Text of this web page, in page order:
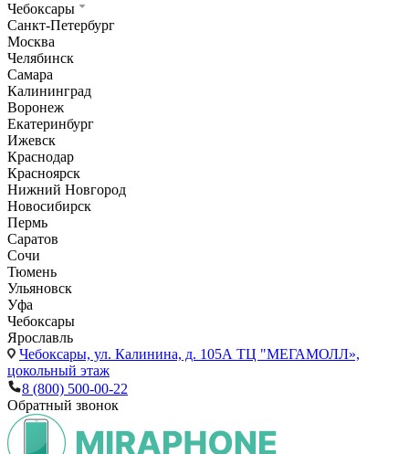
Чебоксары
Санкт-Петербург
Москва
Челябинск
Самара
Калининград
Воронеж
Екатеринбург
Ижевск
Краснодар
Красноярск
Нижний Новгород
Новосибирск
Пермь
Саратов
Сочи
Тюмень
Ульяновск
Уфа
Чебоксары
Ярославль
Чебоксары, ул. Калинина, д. 105А ТЦ "МЕГАМОЛЛ»,
цокольный этаж
8 (800) 500-00-22
Обратный звонок